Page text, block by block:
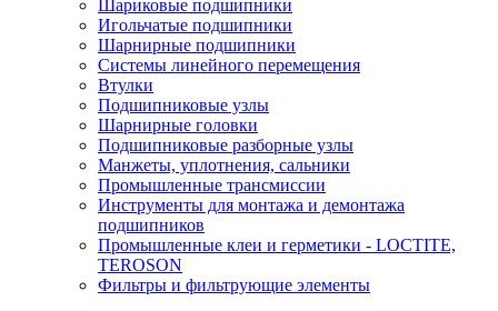
Шариковые подшипники
Игольчатые подшипники
Шарнирные подшипники
Системы линейного перемещения
Втулки
Подшипниковые узлы
Шарнирные головки
Подшипниковые разборные узлы
Манжеты, уплотнения, сальники
Промышленные трансмиссии
Инструменты для монтажа и демонтажа
подшипников
Промышленные клеи и герметики - LOCTITE,
TEROSON
Фильтры и фильтрующие элементы